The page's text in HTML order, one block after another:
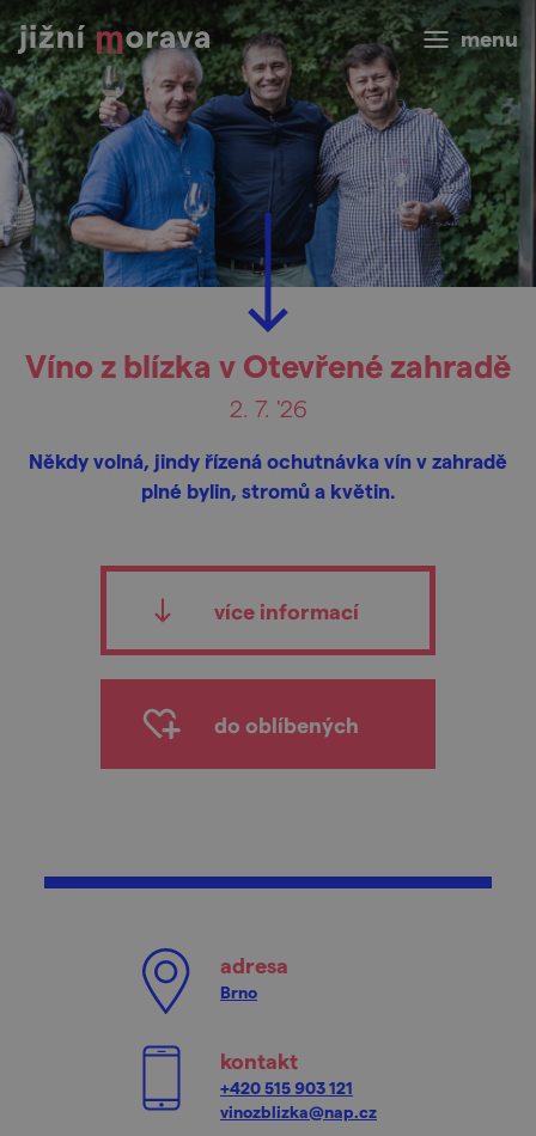
menu
Víno z blízka v Otevřené zahradě
2. 7. '26
Někdy volná, jindy řízená ochutnávka vín v zahradě
plné bylin, stromů a květin.
více informací
do oblíbených
adresa
Brno
kontakt
+420 515 903 121
vinozblizka@nap.cz